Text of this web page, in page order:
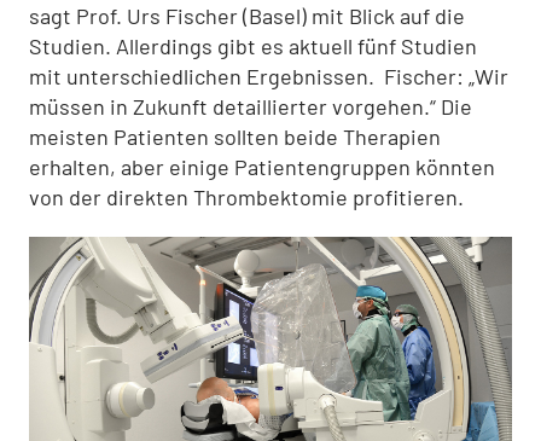
sagt Prof. Urs Fischer (Basel) mit Blick auf die
Studien. Allerdings gibt es aktuell fünf Studien
mit unterschiedlichen Ergebnissen. Fischer: „Wir
müssen in Zukunft detaillierter vorgehen.“ Die
meisten Patienten sollten beide Therapien
erhalten, aber einige Patientengruppen könnten
von der direkten Thrombektomie profitieren.